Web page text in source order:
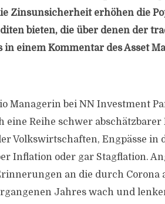
Zinsunsicherheit erhöhen die
bieten, die über denen der
in einem Kommentar des Asset
Managerin bei NN Investment
Reihe schwer abschätzbarer
Volkswirtschaften, Engpässe in
Inflation oder gar Stagflation.
an die durch Corona
Jahres wach und